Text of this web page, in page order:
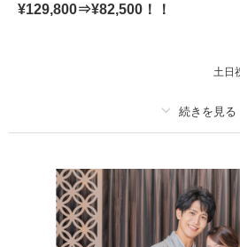
●お衣裳はアップグレード料金なしで選べる！
●韓国で流行中のクリスタルフレーム（5×7
撮影日：2025年7月
撮影場所：スタジオ
¥129,800⇒¥82,500！！
土日
撮影料 新婦衣装1着
着付け ヘアメイク
アルバム データ 70 カット